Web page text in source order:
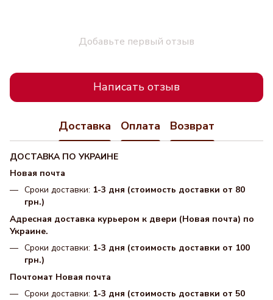
Добавьте первый отзыв
Написать отзыв
Доставка Оплата Возврат
ДОСТАВКА ПО УКРАИНЕ
Новая почта
Сроки доставки: 1-3 дня (стоимость доставки от 80
грн.)
Адресная доставка курьером к двери (Новая почта) по
Украине.
Сроки доставки: 1-3 дня (стоимость доставки от 100
грн.)
Почтомат Новая почта
Сроки доставки: 1-3 дня (стоимость доставки от 50